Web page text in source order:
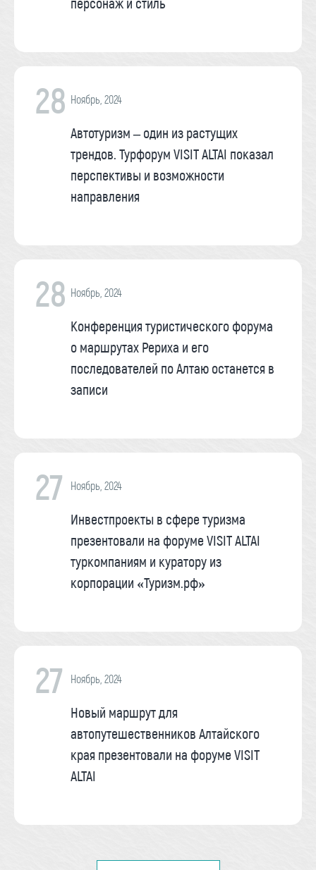
28 Ноябрь, 2024
Автотуризм – один из растущих
трендов. Турфорум VISIT ALTAI показал
перспективы и возможности
направления
28 Ноябрь, 2024
Конференция туристического форума
о маршрутах Рериха и его
последователей по Алтаю останется в
записи
27 Ноябрь, 2024
Инвестпроекты в сфере туризма
презентовали на форуме VISIT ALTAI
туркомпаниям и куратору из
корпорации «Туризм.рф»
27 Ноябрь, 2024
Новый маршрут для
автопутешественников Алтайского
края презентовали на форуме VISIT
ALTAI